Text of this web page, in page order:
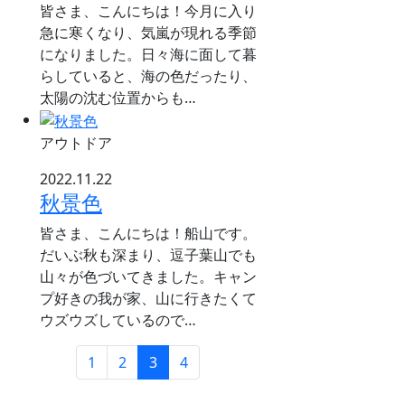
皆さま、こんにちは！今月に入り
急に寒くなり、気嵐が現れる季節
になりました。日々海に面して暮
らしていると、海の色だったり、
太陽の沈む位置からも…
アウトドア
2022.11.22
秋景色
皆さま、こんにちは！船山です。
だいぶ秋も深まり、逗子葉山でも
山々が色づいてきました。キャン
プ好きの我が家、山に行きたくて
ウズウズしているので…
1 2 3 4